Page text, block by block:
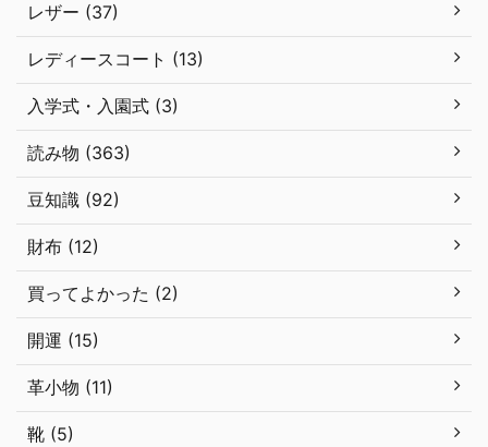
レザー (37)
レディースコート (13)
入学式・入園式 (3)
読み物 (363)
豆知識 (92)
財布 (12)
買ってよかった (2)
開運 (15)
革小物 (11)
靴 (5)